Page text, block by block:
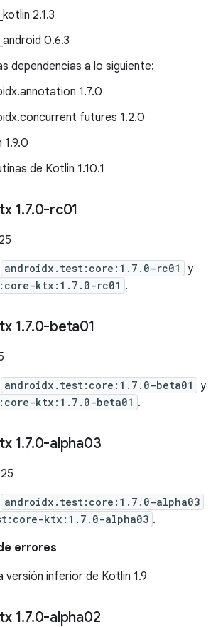
2.1.3
0.6.3
dependencias a lo siguiente:
1.7.0
futures 1.2.0
1.9.0
de Kotlin 1.10.1
1.7.0-rc01
androidx.test:core:1.7.0-rc01 y
ktx:1.7.0-rc01 .
1.7.0-beta01
androidx.test:core:1.7.0-beta01 y
ktx:1.7.0-beta01 .
1.7.0-alpha03
androidx.test:core:1.7.0-alpha03
ktx:1.7.0-alpha03 .
errores
versión inferior de Kotlin 1.9
1.7.0-alpha02